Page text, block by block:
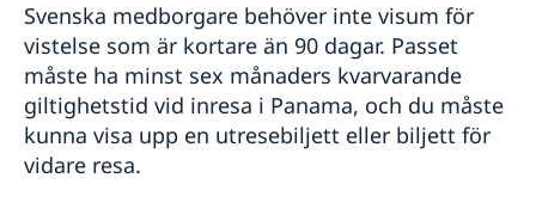
Akut hjälp i Panama
Pass i Panama
Provisoriskt pass
Ordinarie pass
Hjälp kring medborgarskap
Ambassadens reseinformation
Aktuella händelser
Allmänna säkerhetsläget
Terrorism
Naturförhållanden och katastrofer
In- och utresebestämmelser
Svenska medborgare behöver inte visum för
vistelse som är kortare än 90 dagar. Passet
måste ha minst sex månaders kvarvarande
giltighetstid vid inresa i Panama, och du måste
kunna visa upp en utresebiljett eller biljett för
vidare resa.